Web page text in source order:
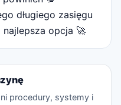
długiego zasięgu
opcja 🚀
procedury, systemy i